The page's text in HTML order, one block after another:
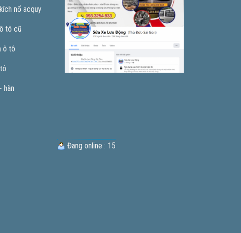
nổ acquy
tô cũ
ô tô
hàn
Đang online : 15